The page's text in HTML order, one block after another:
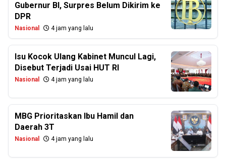
Gubernur BI, Surpres Belum Dikirim ke
DPR
Nasional 4 jam yang lalu
Isu Kocok Ulang Kabinet Muncul Lagi,
Disebut Terjadi Usai HUT RI
Nasional 4 jam yang lalu
MBG Prioritaskan Ibu Hamil dan
Daerah 3T
Nasional 4 jam yang lalu